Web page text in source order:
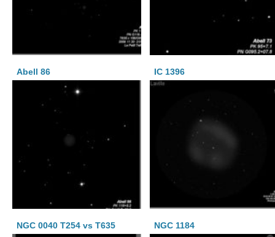
Abell 86 IC 1396
NGC 0040 T254 vs T635 NGC 1184